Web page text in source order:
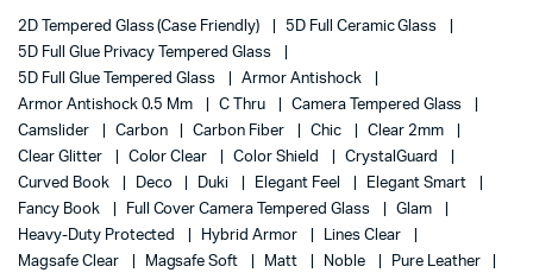
2D Tempered Glass (case Friendly)
5D Full Ceramic Glass
5D Full Glue Privacy Tempered Glass
5D Full Glue Tempered Glass
Armor Antishock
Armor Antishock 0.5 Mm
C Thru
Camera Tempered Glass
Camslider
Carbon Carbon Fiber Chic
Clear 2mm
Clear Glitter
Color Clear Color Shield
CrystalGuard
Curved Book
Deco Duki Elegant Feel
Elegant Smart
Fancy Book
Full Cover Camera Tempered Glass
Glam
Heavy-Duty Protected
Hybrid Armor
Lines Clear
Magsafe Clear
Magsafe Soft Matt Noble Pure Leather